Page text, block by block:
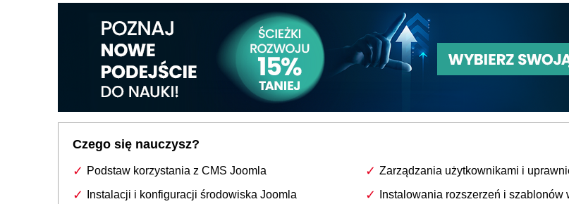
Czego się nauczysz?
Podstaw korzystania z CMS Joomla
Instalacji i konfiguracji środowiska Joomla
Zarządzania użytkownikami i
Instalowania rozszerzeń i szablonów